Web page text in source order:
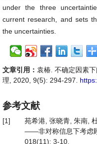
under the three
current research, and sets
the uncertainties.
文章引用： 袁椿. 不确定因素
理, 2020, 9(5): 294-297.
参考文献
[1]
苑希港, 张晓青, 朱南,
——非对称信息下考虑
018(11): 3-10.